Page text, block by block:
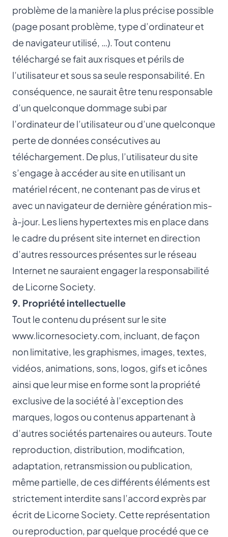
problème de la manière la plus précise possible
(page posant problème, type d’ordinateur et
de navigateur utilisé, …). Tout contenu
téléchargé se fait aux risques et périls de
l’utilisateur et sous sa seule responsabilité. En
conséquence, ne saurait être tenu responsable
d’un quelconque dommage subi par
l’ordinateur de l’utilisateur ou d’une quelconque
perte de données consécutives au
téléchargement. De plus, l’utilisateur du site
s’engage à accéder au site en utilisant un
matériel récent, ne contenant pas de virus et
avec un navigateur de dernière génération mis-
à-jour. Les liens hypertextes mis en place dans
le cadre du présent site internet en direction
d’autres ressources présentes sur le réseau
Internet ne sauraient engager la responsabilité
de Licorne Society.
9. Propriété intellectuelle
Tout le contenu du présent sur le site
www.licornesociety.com, incluant, de façon
non limitative, les graphismes, images, textes,
vidéos, animations, sons, logos, gifs et icônes
ainsi que leur mise en forme sont la propriété
exclusive de la société à l’exception des
marques, logos ou contenus appartenant à
d’autres sociétés partenaires ou auteurs. Toute
reproduction, distribution, modification,
adaptation, retransmission ou publication,
même partielle, de ces différents éléments est
strictement interdite sans l’accord exprès par
écrit de Licorne Society. Cette représentation
ou reproduction, par quelque procédé que ce